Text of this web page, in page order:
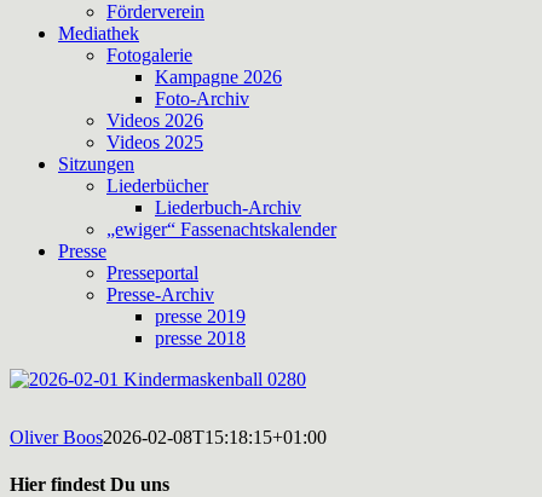
Förderverein
Mediathek
Fotogalerie
Kampagne 2026
Foto-Archiv
Videos 2026
Videos 2025
Sitzungen
Liederbücher
Liederbuch-Archiv
„ewiger“ Fassenachtskalender
Presse
Presseportal
Presse-Archiv
presse 2019
presse 2018
Oliver Boos2026-02-08T15:18:15+01:00
Hier findest Du uns